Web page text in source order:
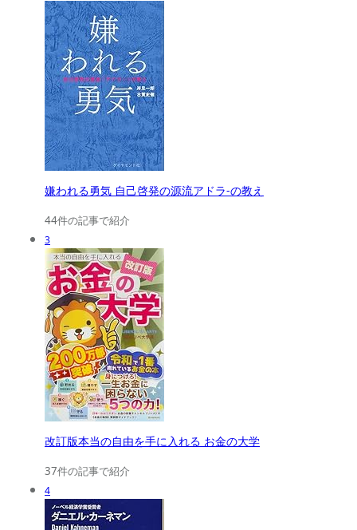
嫌われる勇気 自己啓発の源流アドラ-の教え
44件の記事で紹介
3
改訂版本当の自由を手に入れる お金の大学
37件の記事で紹介
4